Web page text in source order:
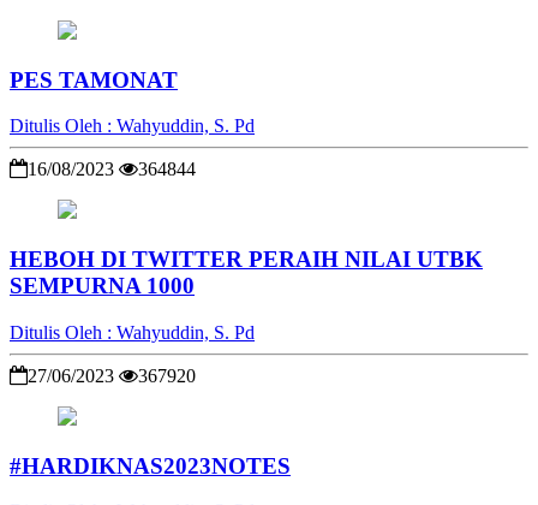
PES TAMONAT
Ditulis Oleh : Wahyuddin, S. Pd
16/08/2023 364844
HEBOH DI TWITTER PERAIH NILAI UTBK
SEMPURNA 1000
Ditulis Oleh : Wahyuddin, S. Pd
27/06/2023 367920
#HARDIKNAS2023NOTES